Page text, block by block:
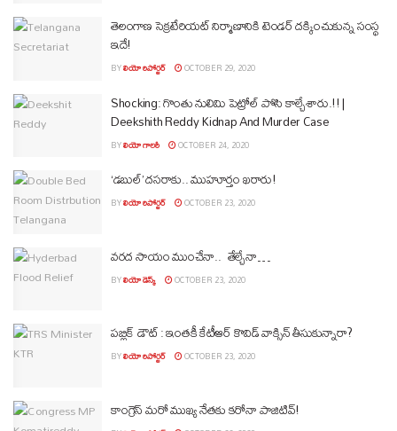
తెలంగాణ సెక్రటేరియట్ నిర్మాణానికి టెండర్ దక్కించుకున్న సంస్థ
ఇదే!
BYలియో రిపోర్టర్ OCTOBER 29, 2020
Shocking: గొంతు నులిమి పెట్రోల్ పోసి కాల్చేశారు.!! |
Deekshith Reddy Kidnap And Murder Case
BYలియో గాలరీ OCTOBER 24, 2020
‘డబుల్’ ద‌స‌రాకు.. ముహూర్తం ఖ‌రారు!
BYలియో రిపోర్టర్ OCTOBER 23, 2020
వర‌ద సాయం ముంచేనా.. తేల్చేనా…
BYలియో డెస్క్ OCTOBER 23, 2020
పబ్లిక్ డౌట్ : ఇంతకీ కేటీఆర్ కొవిడ్ వాక్సిన్ తీసుకున్నారా?
BYలియో రిపోర్టర్ OCTOBER 23, 2020
కాంగ్రెస్ మ‌రో ముఖ్య నేత‌కు క‌రోనా పాజిటివ్‌!